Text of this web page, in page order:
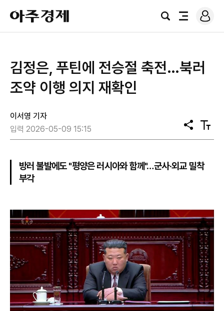
아
주
경
검
전
로
그
김정은, 푸틴에 전승절 축전…북러
조약 이행 의지 재확인
이서영 기자
입력 2026-05-09 15:15
공
유
텍
스
방러 불발에도 "평양은 러시아와 함께"…군사·외교 밀착
부각